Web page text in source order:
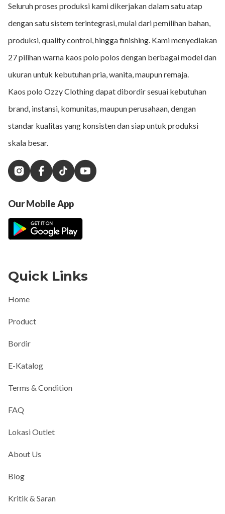
Seluruh proses produksi kami dikerjakan dalam satu atap
dengan satu sistem terintegrasi, mulai dari pemilihan bahan,
produksi, quality control, hingga finishing. Kami menyediakan
27 pilihan warna kaos polo polos dengan berbagai model dan
ukuran untuk kebutuhan pria, wanita, maupun remaja.
Kaos polo Ozzy Clothing dapat dibordir sesuai kebutuhan
brand, instansi, komunitas, maupun perusahaan, dengan
standar kualitas yang konsisten dan siap untuk produksi
skala besar.
Our Mobile App
Quick Links
Home
Product
Bordir
E-Katalog
Terms & Condition
FAQ
Lokasi Outlet
About Us
Blog
Kritik & Saran